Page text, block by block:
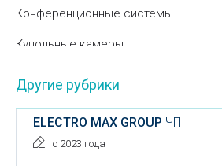
Конференционные системы
Купольные камеры
Нагревательные приборы
Низковольтное оборудование
Оборудование для видеоконференций
Другие рубрики
ELECTRO MAX GROUP ЧП
с 2023 года